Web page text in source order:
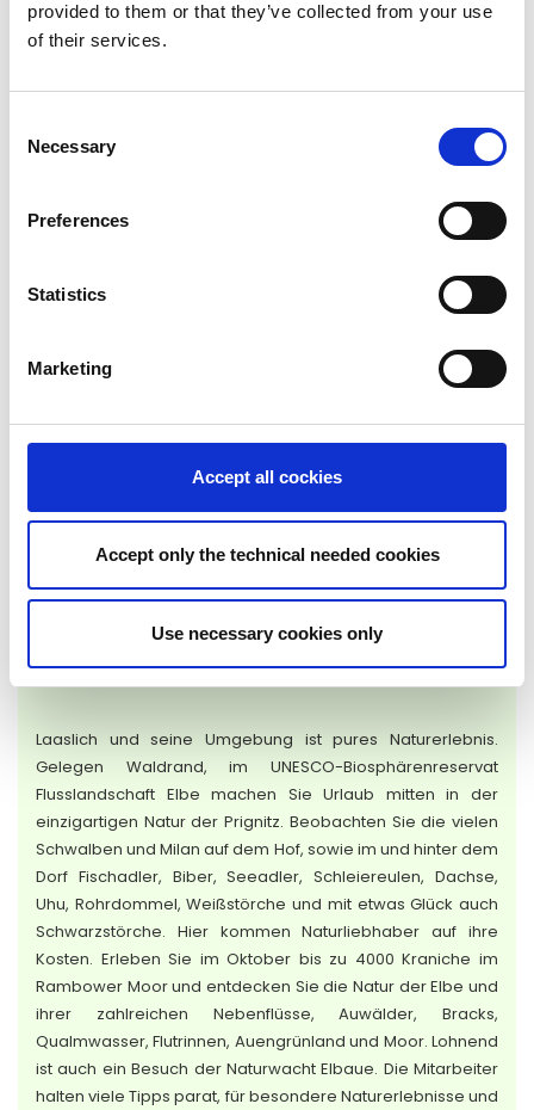
provided to them or that they’ve collected from your use
of their services.
Selection
Necessary
Preferences
Statistics
Marketing
Accept all cockies
Accept only the technical needed cookies
Use necessary cookies only
FürNaturliebhaber
Laaslich und seine Umgebung ist pures Naturerlebnis.
Gelegen Waldrand, im UNESCO-Biosphärenreservat
Flusslandschaft Elbe machen Sie Urlaub mitten in der
einzigartigen Natur der Prignitz. Beobachten Sie die vielen
Schwalben und Milan auf dem Hof, sowie im und hinter dem
Dorf Fischadler, Biber, Seeadler, Schleiereulen, Dachse,
Uhu, Rohrdommel, Weißstörche und mit etwas Glück auch
Schwarzstörche. Hier kommen Naturliebhaber auf ihre
Kosten. Erleben Sie im Oktober bis zu 4000 Kraniche im
Rambower Moor und entdecken Sie die Natur der Elbe und
ihrer zahlreichen Nebenflüsse, Auwälder, Bracks,
Qualmwasser, Flutrinnen, Auengrünland und Moor. Lohnend
ist auch ein Besuch der Naturwacht Elbaue. Die Mitarbeiter
halten viele Tipps parat, für besondere Naturerlebnisse und